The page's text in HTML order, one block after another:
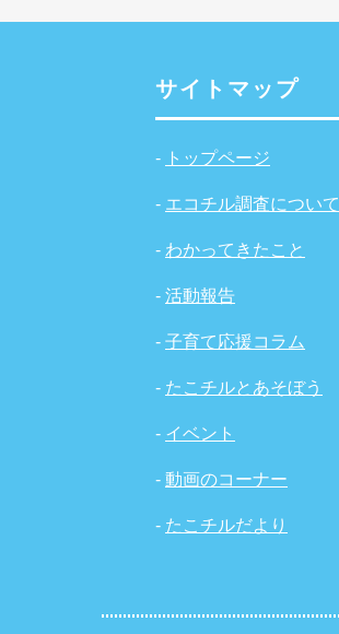
サイトマップ
- トップページ
- エコチル調査について
- わかってきたこと
- 活動報告
- 子育て応援コラム
- たこチルとあそぼう
- イベント
- 動画のコーナー
- たこチルだより